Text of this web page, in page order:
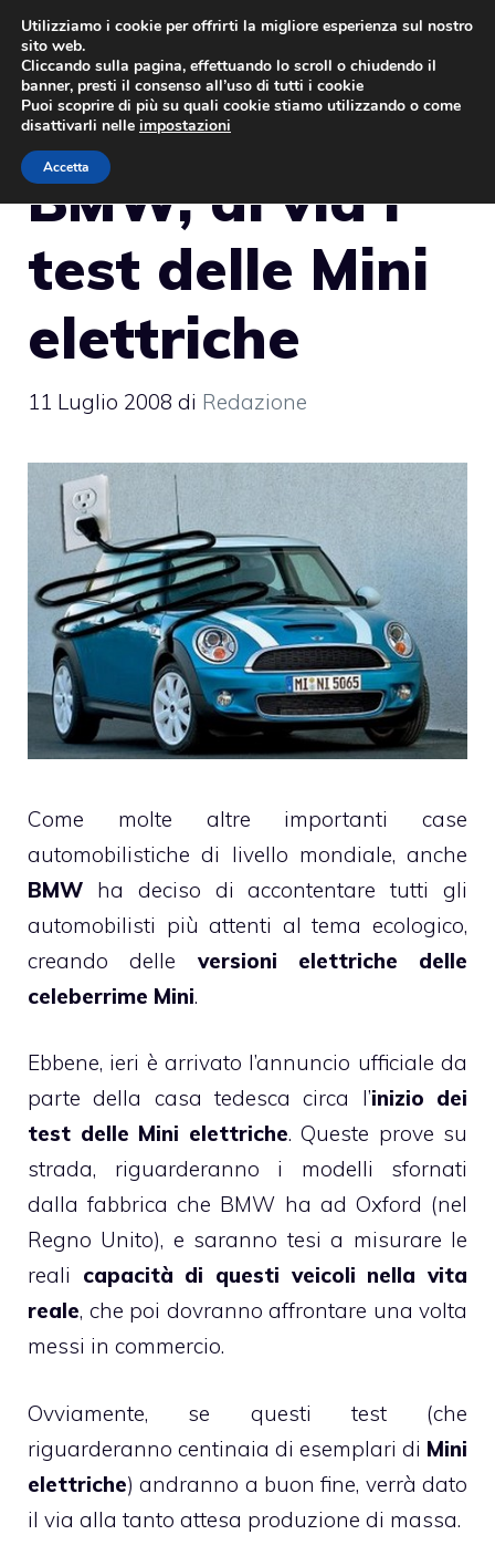
Vai
contenuto
BMW, al via i
test delle Mini
elettriche
11 Luglio 2008 di Redazione
Come molte altre importanti case
automobilistiche di livello mondiale, anche
BMW ha deciso di accontentare tutti gli
automobilisti più attenti al tema ecologico,
creando delle versioni elettriche delle
celeberrime Mini.
Ebbene, ieri è arrivato l’annuncio ufficiale da
parte della casa tedesca circa l’inizio dei
test delle Mini elettriche. Queste prove su
strada, riguarderanno i modelli sfornati
dalla fabbrica che BMW ha ad Oxford (nel
Regno Unito), e saranno tesi a misurare le
reali capacità di questi veicoli nella vita
reale, che poi dovranno affrontare una volta
messi in commercio.
Ovviamente, se questi test (che
riguarderanno centinaia di esemplari di Mini
elettriche) andranno a buon fine, verrà dato
il via alla tanto attesa produzione di massa.
Utilizziamo i cookie per offrirti la migliore esperienza sul nostro
sito web.
Cliccando sulla pagina, effettuando lo scroll o chiudendo il
banner, presti il consenso all’uso di tutti i cookie
Puoi scoprire di più su quali cookie stiamo utilizzando o come
disattivarli nelle impostazioni
Accetta